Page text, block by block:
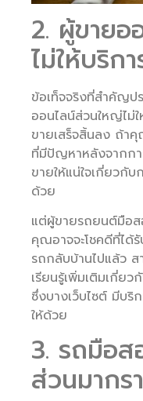
2. ผู้ขาย
ไม่ให้บริก
ข้อเท็จจริงที่สำคัญป
ออนไลน์ส่วนใหญ่ไม่
ขายเสร็จสิ้นลง ถ้า
ที่มีปัญหาหลังจากก
ขายให้แน่ใจเกี่ยวกับ
ด้วย
แต่ผู้ขายรถยนต์มือ
คุณอาจจะโชคดีที่ได้
รถกลับบ้านไปแล้ว
เรียนรู้เพิ่มเติมเกี่ย
ซึ่งบางเว็บไซต์ มีบริ
ให้ด้วย
3. รถมือ
ส่วนมากร